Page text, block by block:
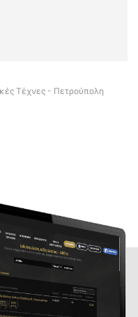
Τέχνες - Πετρούπολη